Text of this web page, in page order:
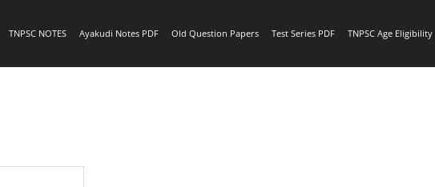
TNPSC NOTES Ayakudi Notes PDF Old Question Papers Test Series PDF TNPSC Age